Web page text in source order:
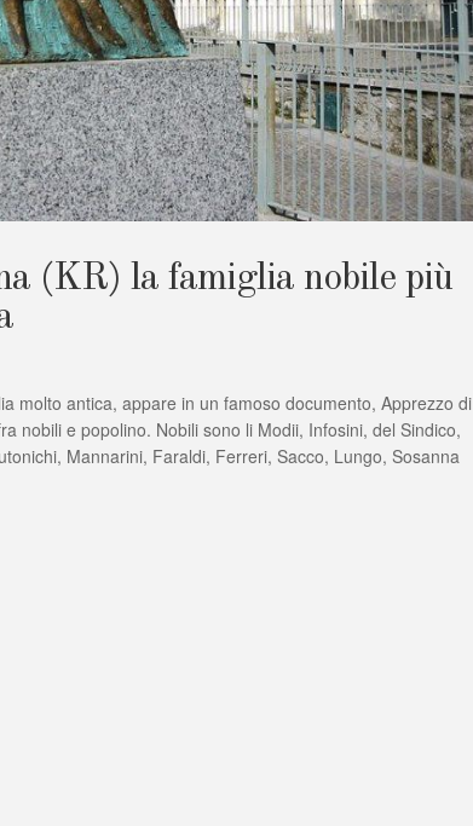
(KR) la famiglia nobile più
molto antica, appare in un famoso documento, Apprezzo di
nobili e popolino. Nobili sono li Modii, Infosini, del Sindico,
Mannarini, Faraldi, Ferreri, Sacco, Lungo, Sosanna